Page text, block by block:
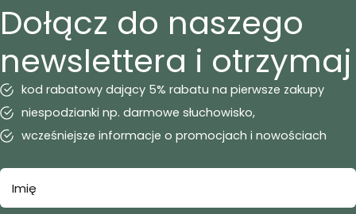
Dołącz do naszego
newslettera i otrzymaj
kod rabatowy dający 5% rabatu na pierwsze zakupy
niespodzianki np. darmowe słuchowisko,
wcześniejsze informacje o promocjach i nowościach